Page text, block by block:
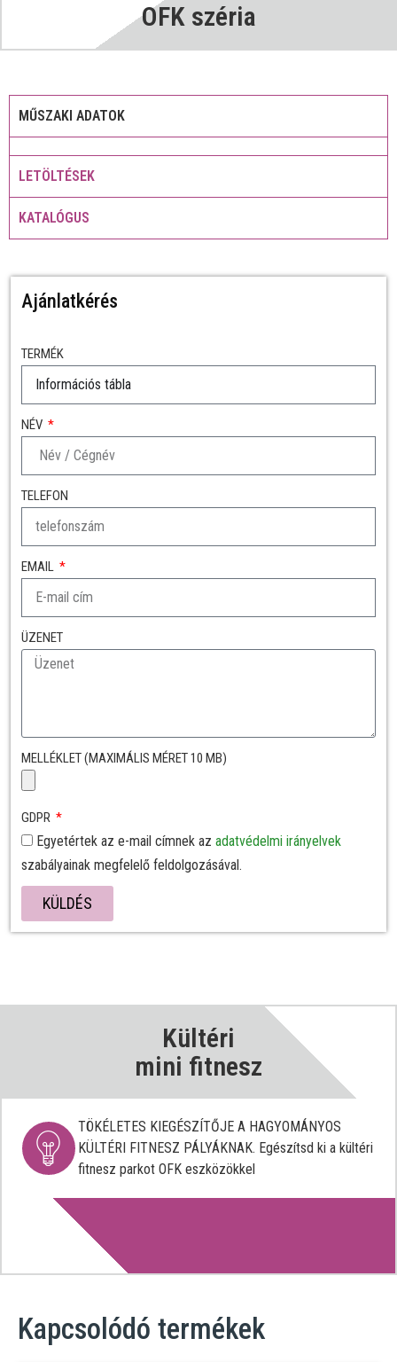
OFK széria
MŰSZAKI ADATOK
LETÖLTÉSEK
KATALÓGUS
Ajánlatkérés
TERMÉK
NÉV
TELEFON
EMAIL
ÜZENET
MELLÉKLET (MAXIMÁLIS MÉRET 10 MB)
GDPR
Egyetértek az e-mail címnek az adatvédelmi irányelvek
szabályainak megfelelő feldolgozásával.
KÜLDÉS
Kültéri
mini fitnesz
TÖKÉLETES KIEGÉSZÍTŐJE A HAGYOMÁNYOS
KÜLTÉRI FITNESZ PÁLYÁKNAK. Egészítsd ki a kültéri
fitnesz parkot OFK eszközökkel
Kapcsolódó termékek